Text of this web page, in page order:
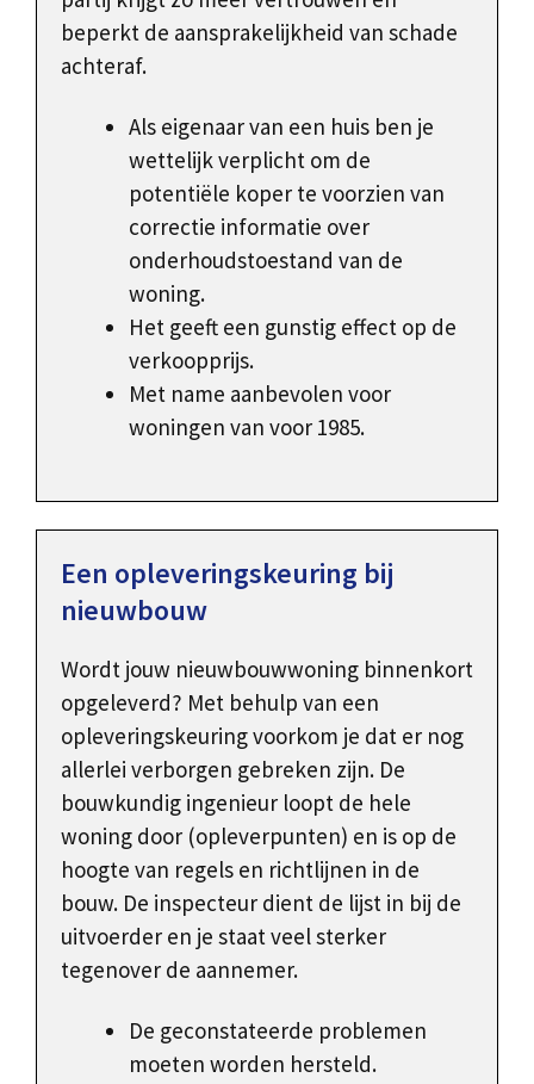
beperkt de aansprakelijkheid van schade
achteraf.
Als eigenaar van een huis ben je
wettelijk verplicht om de
potentiële koper te voorzien van
correctie informatie over
onderhoudstoestand van de
woning.
Het geeft een gunstig effect op de
verkoopprijs.
Met name aanbevolen voor
woningen van voor 1985.
Een opleveringskeuring bij
nieuwbouw
Wordt jouw nieuwbouwwoning binnenkort
opgeleverd? Met behulp van een
opleveringskeuring voorkom je dat er nog
allerlei verborgen gebreken zijn. De
bouwkundig ingenieur loopt de hele
woning door (opleverpunten) en is op de
hoogte van regels en richtlijnen in de
bouw. De inspecteur dient de lijst in bij de
uitvoerder en je staat veel sterker
tegenover de aannemer.
De geconstateerde problemen
moeten worden hersteld.